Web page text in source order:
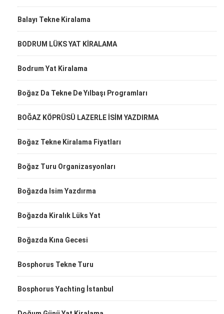
Balayı Tekne Kiralama
BODRUM LÜKS YAT KİRALAMA
Bodrum Yat Kiralama
Boğaz Da Tekne De Yılbaşı Programları
BOĞAZ KÖPRÜSÜ LAZERLE İSİM YAZDIRMA
Boğaz Tekne Kiralama Fiyatları
Boğaz Turu Organizasyonları
Boğazda Isim Yazdırma
Boğazda Kiralık Lüks Yat
Boğazda Kına Gecesi
Bosphorus Tekne Turu
Bosphorus Yachting İstanbul